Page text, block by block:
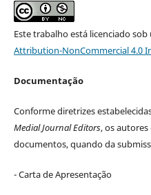
Este trabalho está licenciado sob
Attribution-NonCommercial 4.0
Documentação
Conforme diretrizes
Medial Journal Editors, os
documentos, quando da
- Carta de Apresentação